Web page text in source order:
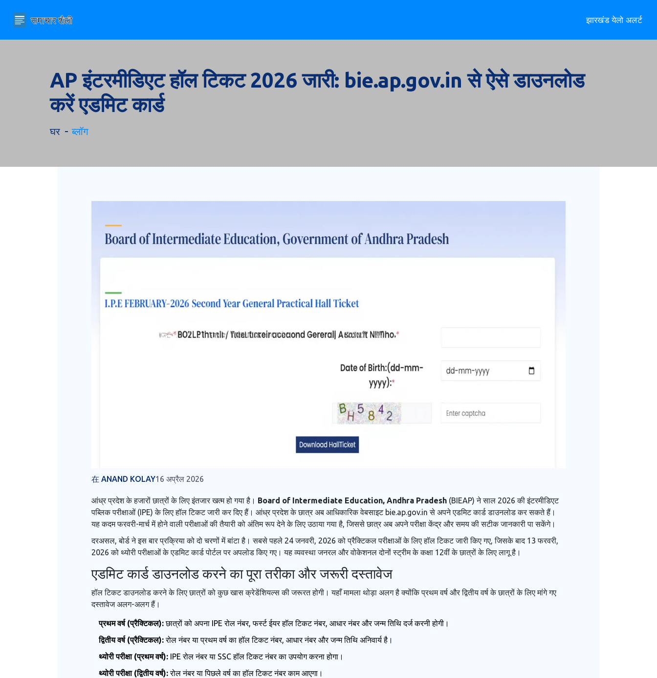
झारखंड येलो अलर्ट
AP इंटरमीडिएट हॉल टिकट 2026 जारी: bie.ap.gov.in से ऐसे डाउनलोड
करें एडमिट कार्ड
घर ब्लॉग
在 ANAND KOLAY16 अप्रैल 2026
आंध्र प्रदेश के हजारों छात्रों के लिए इंतजार खत्म हो गया है। Board of Intermediate Education, Andhra Pradesh (BIEAP) ने साल 2026 की इंटरमीडिएट
पब्लिक परीक्षाओं (IPE) के लिए हॉल टिकट जारी कर दिए हैं। आंध्र प्रदेशके छात्र अब आधिकारिक वेबसाइट bie.ap.gov.in से अपने एडमिट कार्ड डाउनलोड कर सकते हैं।
यह कदम फरवरी-मार्च में होने वाली परीक्षाओं की तैयारी को अंतिम रूप देने के लिए उठाया गया है, जिससे छात्र अब अपने परीक्षा केंद्र और समय की सटीक जानकारी पा सकेंगे।
दरअसल, बोर्ड ने इस बार प्रक्रिया को दो चरणों में बांटा है। सबसे पहले 24 जनवरी, 2026 को प्रैक्टिकल परीक्षाओं के लिए हॉल टिकट जारी किए गए, जिसके बाद 13 फरवरी,
2026 को थ्योरी परीक्षाओं के एडमिट कार्ड पोर्टल पर अपलोड किए गए। यह व्यवस्था जनरल और वोकेशनल दोनों स्ट्रीम के कक्षा 12वीं के छात्रों के लिए लागू है।
एडमिट कार्ड डाउनलोड करने का पूरा तरीका और जरूरी दस्तावेज
हॉल टिकट डाउनलोड करने के लिए छात्रों को कुछ खास क्रेडेंशियल्स की जरूरत होगी। यहाँ मामला थोड़ा अलग है क्योंकि प्रथम वर्ष और द्वितीय वर्ष के छात्रों के लिए मांगे गए
दस्तावेज अलग-अलग हैं।
प्रथम वर्ष (प्रैक्टिकल):छात्रों को अपना IPE रोल नंबर, फर्स्ट ईयर हॉल टिकट नंबर, आधार नंबर और जन्म तिथि दर्ज करनी होगी।
द्वितीय वर्ष (प्रैक्टिकल):रोल नंबर या प्रथम वर्ष का हॉल टिकट नंबर, आधार नंबर और जन्म तिथि अनिवार्य है।
थ्योरी परीक्षा (प्रथम वर्ष): IPE रोल नंबर या SSC हॉल टिकट नंबर का उपयोग करना होगा।
थ्योरी परीक्षा (द्वितीय वर्ष):रोल नंबर या पिछले वर्ष का हॉल टिकट नंबर काम आएगा।